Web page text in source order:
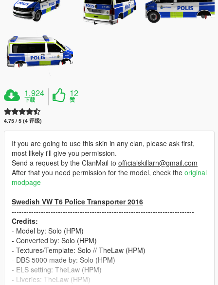
1,924
下载
12
赞
4.75 / 5 (4 评级)
If you are going to use this skin in any clan, please ask first,
most likely i'll give you permission.
Send a request by the ClanMail to officialskillarn@gmail.com
After that you need permission for the model, check the original
modpage
Swedish VW T6 Police Transporter 2016
---------------------------------------------------------------------------
Credits:
- Model by: Solo (HPM)
- Converted by: Solo (HPM)
- Textures/Template: Solo // TheLaw (HPM)
- DBS 5000 made by: Solo (HPM)
- ELS setting: TheLaw (HPM)
- Liveries: TheLaw (HPM)